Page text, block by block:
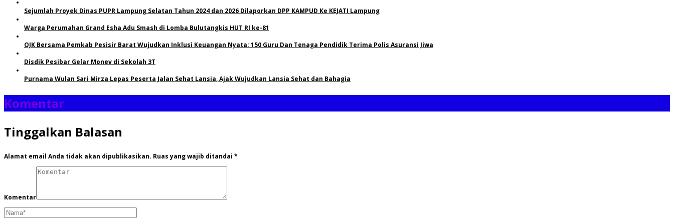
Sejumlah Proyek Dinas PUPR Lampung Selatan Tahun 2024 dan 2026 Dilaporkan DPP KAMPUD Ke KEJATI Lampung
Warga Perumahan Grand Esha Adu Smash di Lomba Bulutangkis HUT RI ke-81
OJK Bersama Pemkab Pesisir Barat Wujudkan Inklusi Keuangan Nyata: 150 Guru Dan Tenaga Pendidik Terima Polis Asuransi Jiwa
Disdik Pesibar Gelar Monev di Sekolah 3T
Purnama Wulan Sari Mirza Lepas Peserta Jalan Sehat Lansia, Ajak Wujudkan Lansia Sehat dan Bahagia
Komentar
Tinggalkan Balasan
Alamat email Anda tidak akan dipublikasikan. Ruas yang wajib ditandai *
Komentar